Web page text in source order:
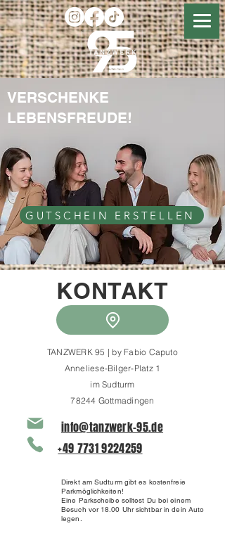
GUTSCHEIN ERSTELLEN
VERSCHENKE
LEBENSFREUDE!
KONTAKT
TANZWERK 95 | by Fabio Caputo
Anneliese-Bilger-Platz 1
im Sudturm
78244 Gottmadingen
+49 7731 9224259
Direkt am Sudturm gibt es kostenfreie
Parkmöglichkeiten!
Eine Parkscheibe solltest Du bei einem
Besuch vor 18.00 Uhr sichtbar in dein Auto
legen.
info@tanzwerk-95.de